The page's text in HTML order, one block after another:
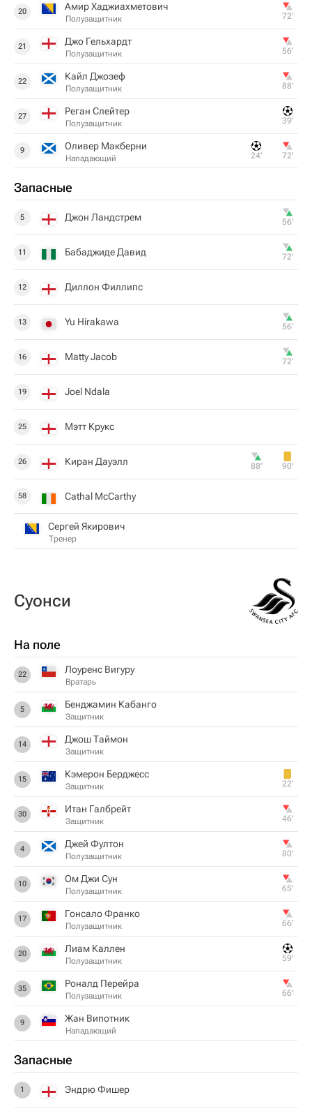
20 Амир Хаджиахметович
Полузащитник 72‎’‎
21 Джо Гельхардт
Полузащитник 56‎’‎
22 Кайл Джозеф
Полузащитник 88‎’‎
27 Реган Слейтер
Полузащитник 39‎’‎
9 Оливер Макберни
Нападающий 24‎’‎ 72‎’‎
Запасные
5 Джон Ландстрем 56‎’‎
11 Бабаджиде Давид 72‎’‎
12 Диллон Филлипс
13 Yu Hirakawa 56‎’‎
16 Matty Jacob 72‎’‎
19 Joel Ndala
25 Мэтт Крукс
26 Киран Дауэлл 88‎’‎ 90‎’‎
58 Cathal McCarthy
Сергей Якирович
Тренер
Суонси
На поле
22 Лоуренс Вигуру
Вратарь
5 Бенджамин Кабанго
Защитник
14 Джош Таймон
Защитник
15 Кэмерон Берджесс
Защитник 22‎’‎
30 Итан Галбрейт
Защитник 46‎’‎
4 Джей Фултон
Полузащитник 80‎’‎
10 Ом Джи Сун
Полузащитник 65‎’‎
17 Гонсало Франко
Полузащитник 66‎’‎
20 Лиам Каллен
Полузащитник 59‎’‎
35 Роналд Перейра
Полузащитник 66‎’‎
9 Жан Випотник
Нападающий
Запасные
1 Эндрю Фишер